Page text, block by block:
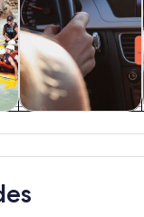
personalizados